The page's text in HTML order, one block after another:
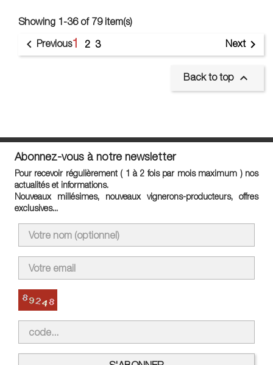
Showing 1-36 of 79 item(s)
 Previous1 2 3 Next
Back to top 
Abonnez-vous à notre newsletter
Pour recevoir régulièrement ( 1 à 2 fois par mois maximum ) nos
actualités et informations.
Nouveaux millésimes, nouveaux vignerons-producteurs, offres
exclusives...